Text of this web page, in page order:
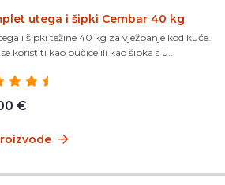
utega i šipki Cembar 40 kg
i šipki težine 40 kg za vježbanje kod kuće.
se koristiti kao bučice ili kao šipka s u...
€